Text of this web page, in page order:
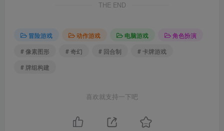
THE END
冒险游戏 动作游戏 电脑游戏
角色扮演
# 像素图形
# 奇幻 # 回合制
# 卡牌游戏
# 牌组构建
喜欢就支持一下吧